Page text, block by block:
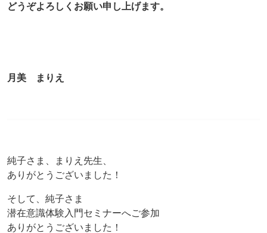
どうぞよろしくお願い申し上げます。
月美 まりえ
純子さま、まりえ先生、
ありがとうございました！
そして、純子さま
潜在意識体験入門セミナーへご参加
ありがとうございました！